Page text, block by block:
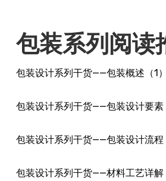
包装系列阅读
包装设计系列干货——包装概述（1）
包装设计系列干货——包装设计要素
包装设计系列干货——包装设计流程
包装设计系列干货——材料工艺详解